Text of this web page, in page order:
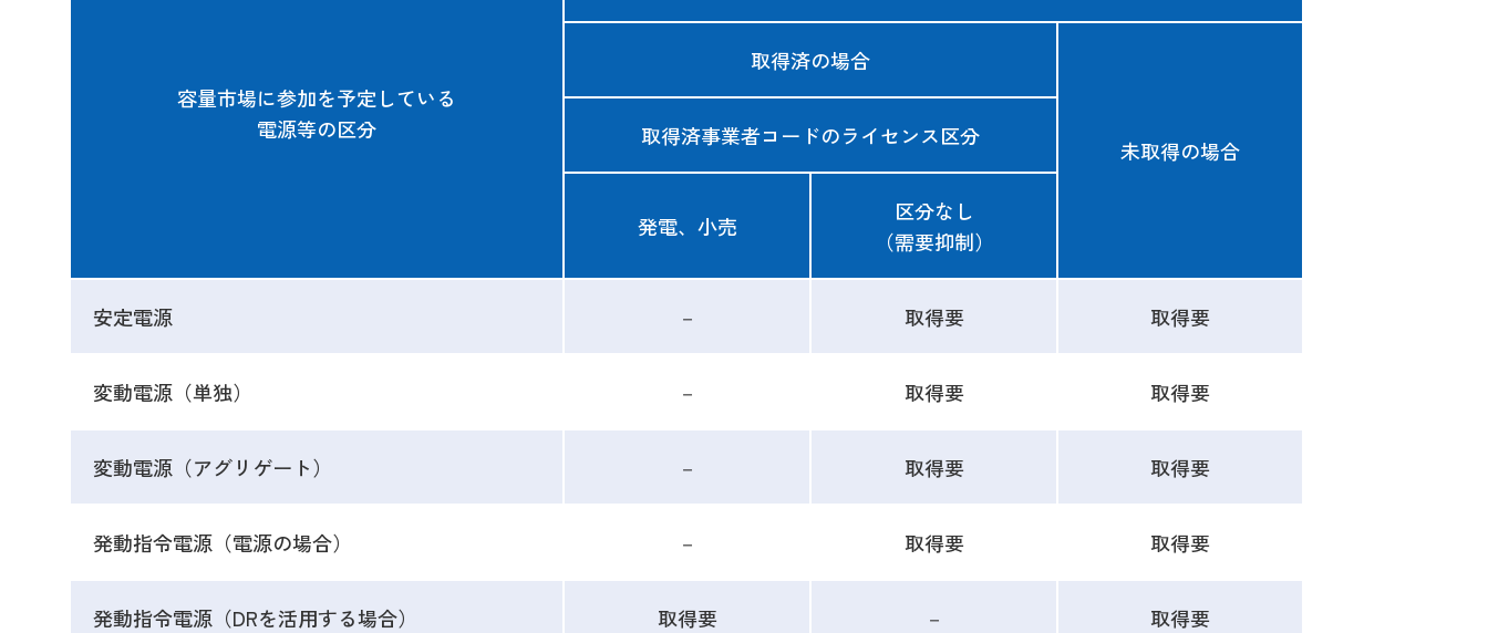
容量市場に参加を予定している
電源等の区分
取得済の場合
未取得の場合
取得済事業者コードのライセンス区分
発電、小売
区分なし
（需要抑制）
安定電源 － 取得要 取得要
変動電源（単独） － 取得要 取得要
変動電源（アグリゲート） － 取得要 取得要
発動指令電源（電源の場合） － 取得要 取得要
発動指令電源（DRを活用する場合） 取得要 － 取得要